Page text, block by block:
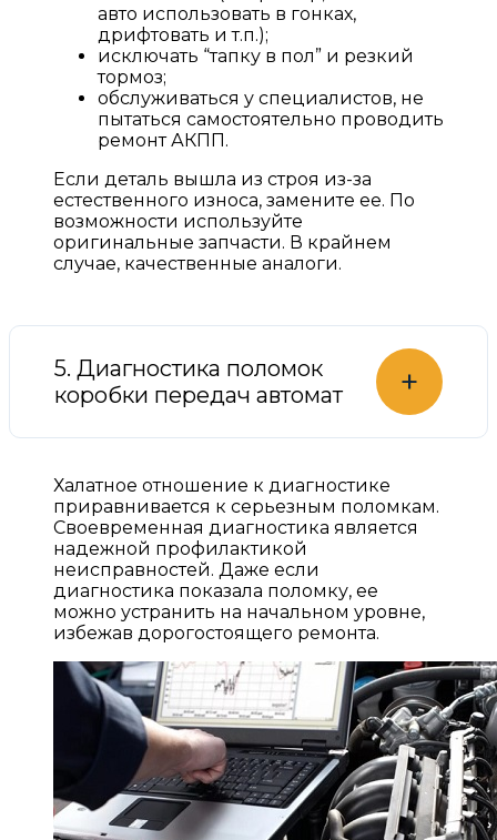
авто использовать в гонках,
дрифтовать и т.п.);
исключать “тапку в пол” и резкий
тормоз;
обслуживаться у специалистов, не
пытаться самостоятельно проводить
ремонт АКПП.
Если деталь вышла из строя из-за
естественного износа, замените ее. По
возможности используйте
оригинальные запчасти. В крайнем
случае, качественные аналоги.
5. Диагностика поломок
коробки передач автомат
+
Халатное отношение к диагностике
приравнивается к серьезным поломкам.
Своевременная диагностика является
надежной профилактикой
неисправностей. Даже если
диагностика показала поломку, ее
можно устранить на начальном уровне,
избежав дорогостоящего ремонта.